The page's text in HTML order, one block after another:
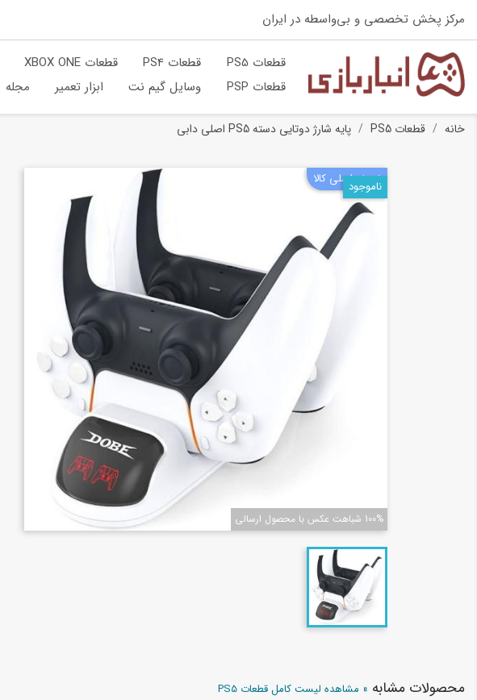
مرکز پخش تخصصی و بی‌واسطه در ایران
قطعات PS5 قطعات PS4 قطعات XBOX ONE
قطعات PSP
وسایل گیم نت ابزار تعمیر مجله
خانه قطعات PS5 پایه شارژ دوتایی دسته PS5 اصلی دابی
نسخه اصلی کالا
ناموجود
100% شباهت عکس با محصول ارسالی
محصولات مشابه » مشاهده لیست کامل قطعات PS5